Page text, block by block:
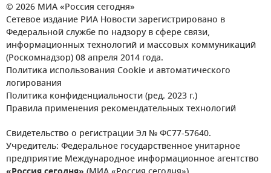
© 2026 МИА «Россия сегодня»
Сетевое издание РИА Новости зарегистрировано в
Федеральной службе по надзору в сфере связи,
информационных технологий и массовых коммуникаций
(Роскомнадзор) 08 апреля 2014 года.
Политика использования Cookie и автоматического
логирования
Политика конфиденциальности (ред. 2023 г.)
Правила применения рекомендательных технологий
Свидетельство о регистрации Эл № ФС77-57640.
Учредитель: Федеральное государственное унитарное
предприятие Международное информационное агентство